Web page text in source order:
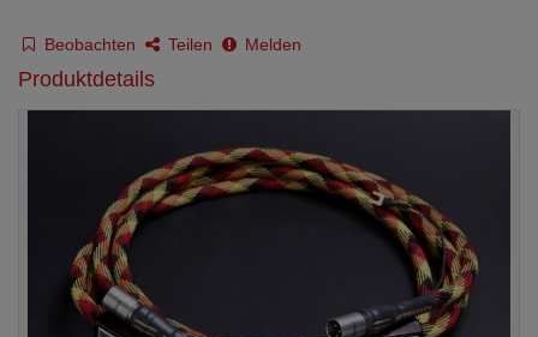
Beobachten Teilen Melden
Produktdetails